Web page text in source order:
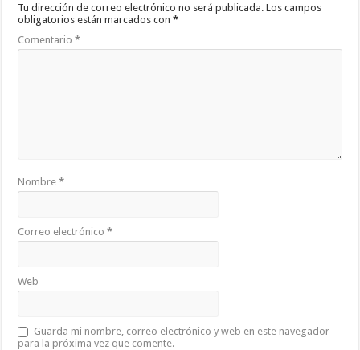
Tu dirección de correo electrónico no será publicada. Los campos
obligatorios están marcados con*
Comentario*
Nombre*
Correo electrónico*
Web
Guarda mi nombre, correo electrónico y web en este navegador
para la próxima vez que comente.